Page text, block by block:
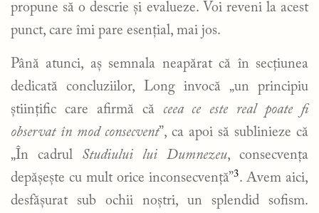
propune să o descrie și evalueze. Voi reveni la acest
punct, care îmi pare esențial, mai jos.
Până atunci, aș semnala neapărat că în secțiunea
dedicată concluziilor, Long invocă „un principiu
științific care afirmă că ceea ce este real poate fi
observat în mod consecvent”, ca apoi să sublinieze că
„În cadrul Studiului lui Dumnezeu, consecvența
depășește cu mult orice inconsecvență”3. Avem aici,
desfășurat sub ochii noștri, un splendid sofism.